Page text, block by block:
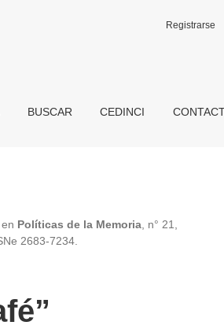
BUSCAR CEDINCI
Registrarse
Políticas de la Memoria, n° 21,
2683-7234.